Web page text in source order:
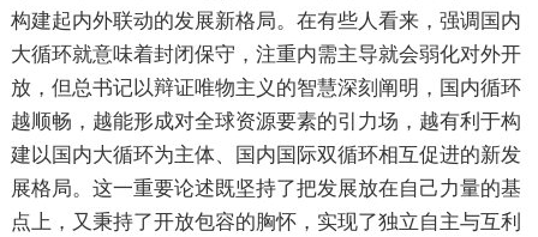
构建起内外联动的发展新格局。在有些人看来，强调国内
大循环就意味着封闭保守，注重内需主导就会弱化对外开
放，但总书记以辩证唯物主义的智慧深刻阐明，国内循环
越顺畅，越能形成对全球资源要素的引力场，越有利于构
建以国内大循环为主体、国内国际双循环相互促进的新发
展格局。这一重要论述既坚持了把发展放在自己力量的基
点上，又秉持了开放包容的胸怀，实现了独立自主与互利